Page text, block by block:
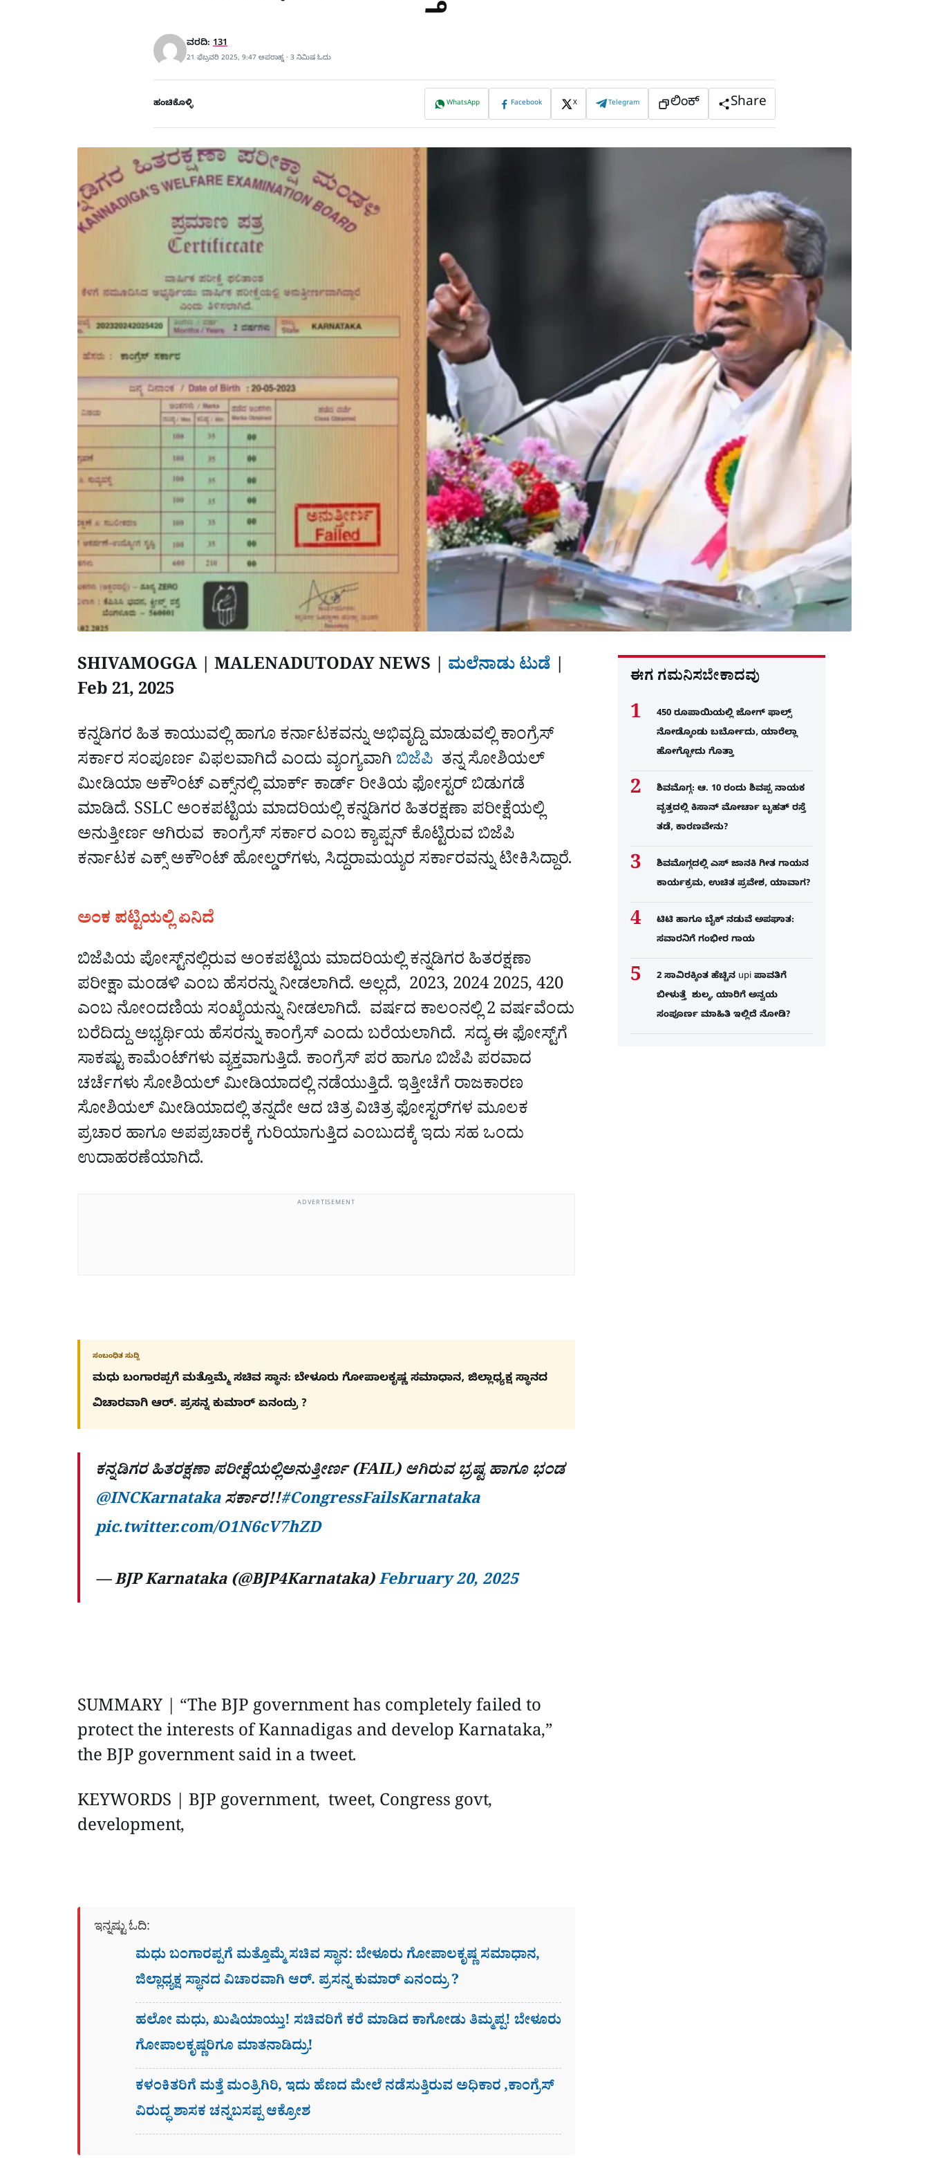
ವರದಿ: 131
21 ಫೆಬ್ರವರಿ 2025, 9:47 ಅಪರಾಹ್ನ · 3 ನಿಮಿಷ ಓದು
ಹಂಚಿಕೊಳ್ಳಿ WhatsApp Facebook X Telegram ಲಿಂಕ್ Share
SHIVAMOGGA | MALENADUTODAY NEWS | ಮಲೆನಾಡು ಟುಡೆ |‌‌
Feb 21, 2025
ಕನ್ನಡಿಗರ ಹಿತ ಕಾಯುವಲ್ಲಿ ಹಾಗೂ ಕರ್ನಾಟಕವನ್ನು ಅಭಿವೃದ್ದಿ ಮಾಡುವಲ್ಲಿ ಕಾಂಗ್ರೆಸ್‌
ಸರ್ಕಾರ ಸಂಪೂರ್ಣ ವಿಫಲವಾಗಿದೆ ಎಂದು ವ್ಯಂಗ್ಯವಾಗಿಬಿಜೆಪಿ ತನ್ನ ಸೋಶಿಯಲ್‌
ಮೀಡಿಯಾ ಅಕೌಂಟ್‌ ಎಕ್ಸ್‌ನಲ್ಲಿ ಮಾರ್ಕ್‌ ಕಾರ್ಡ್‌ ರೀತಿಯ ಫೋಸ್ಟರ್‌ ಬಿಡುಗಡೆ
ಮಾಡಿದೆ. SSLC ಅಂಕಪಟ್ಟಿಯ ಮಾದರಿಯಲ್ಲಿ ಕನ್ನಡಿಗರ ಹಿತರಕ್ಷಣಾ ಪರೀಕ್ಷೆಯಲ್ಲಿ
ಅನುತ್ತೀರ್ಣ ಆಗಿರುವ ಕಾಂಗ್ರೆಸ್‌ ಸರ್ಕಾರ ಎಂಬ ಕ್ಯಾಪ್ಷನ್‌ ಕೊಟ್ಟಿರುವ ಬಿಜೆಪಿ
ಕರ್ನಾಟಕ ಎಕ್ಸ್‌ ಅಕೌಂಟ್‌ ಹೋಲ್ಡರ್‌ಗಳು, ಸಿದ್ದರಾಮಯ್ಯರ ಸರ್ಕಾರವನ್ನು ಟೀಕಿಸಿದ್ದಾರೆ.
ಅಂಕ ಪಟ್ಟಿಯಲ್ಲಿ ಏನಿದೆ
ಬಿಜೆಪಿಯ ಪೋಸ್ಟ್‌ನಲ್ಲಿರುವ ಅಂಕಪಟ್ಟಿಯ ಮಾದರಿಯಲ್ಲಿ ಕನ್ನಡಿಗರ ಹಿತರಕ್ಷಣಾ
ಪರೀಕ್ಷಾ ಮಂಡಳಿ ಎಂಬ ಹೆಸರನ್ನು ನೀಡಲಾಗಿದೆ. ಅಲ್ಲದೆ, 2023, 2024 2025, 420
ಎಂಬ ನೋಂದಣಿಯ ಸಂಖ್ಯೆಯನ್ನು ನೀಡಲಾಗಿದೆ. ವರ್ಷದ ಕಾಲಂನಲ್ಲಿ 2 ವರ್ಷವೆಂದು
ಬರೆದಿದ್ದು ಅಭ್ಯರ್ಥಿಯ ಹೆಸರನ್ನು ಕಾಂಗ್ರೆಸ್‌ ಎಂದು ಬರೆಯಲಾಗಿದೆ. ಸದ್ಯ ಈ ಫೋಸ್ಟ್‌ಗೆ
ಸಾಕಷ್ಟು ಕಾಮೆಂಟ್‌ಗಳು ವ್ಯಕ್ತವಾಗುತ್ತಿದೆ. ಕಾಂಗ್ರೆಸ್‌ ಪರ ಹಾಗೂ ಬಿಜೆಪಿ ಪರವಾದ
ಚರ್ಚೆಗಳು ಸೋಶಿಯಲ್‌ ಮೀಡಿಯಾದಲ್ಲಿ ನಡೆಯುತ್ತಿದೆ. ಇತ್ತೀಚೆಗೆ ರಾಜಕಾರಣ
ಸೋಶಿಯಲ್‌ ಮೀಡಿಯಾದಲ್ಲಿ ತನ್ನದೇ ಆದ ಚಿತ್ರ ವಿಚಿತ್ರ ಫೋಸ್ಟರ್‌ಗಳ ಮೂಲಕ
ಪ್ರಚಾರ ಹಾಗೂ ಅಪಪ್ರಚಾರಕ್ಕೆ ಗುರಿಯಾಗುತ್ತಿದ ಎಂಬುದಕ್ಕೆ ಇದು ಸಹ ಒಂದು
ಉದಾಹರಣೆಯಾಗಿದೆ.
ADVERTISEMENT
ಸಂಬಂಧಿತ ಸುದ್ದಿ
ಮಧು ಬಂಗಾರಪ್ಪಗೆ ಮತ್ತೊಮ್ಮೆ ಸಚಿವ ಸ್ಥಾನ: ಬೇಳೂರು ಗೋಪಾಲಕೃಷ್ಣ ಸಮಾಧಾನ, ಜಿಲ್ಲಾಧ್ಯಕ್ಷ ಸ್ಥಾನದ
ವಿಚಾರವಾಗಿ ಆರ್. ಪ್ರಸನ್ನ ಕುಮಾರ್ ಏನಂದ್ರು ?
ಕನ್ನಡಿಗರ ಹಿತರಕ್ಷಣಾ ಪರೀಕ್ಷೆಯಲ್ಲಿಅನುತ್ತೀರ್ಣ (FAIL) ಆಗಿರುವ ಭ್ರಷ್ಟ ಹಾಗೂ ಭಂಡ
@INCKarnatakaಸರ್ಕಾರ!!#CongressFailsKarnataka
pic.twitter.com/O1N6cV7hZD
— BJP Karnataka (@BJP4Karnataka)February 20, 2025
SUMMARY | “The BJP government has completely failed to
protect the interests of Kannadigas and develop Karnataka,”
the BJP government said in a tweet.
KEYWORDS | BJP government, tweet, Congress govt,
development,
ಇನ್ನಷ್ಟು ಓದಿ:
ಮಧು ಬಂಗಾರಪ್ಪಗೆ ಮತ್ತೊಮ್ಮೆ ಸಚಿವ ಸ್ಥಾನ: ಬೇಳೂರು ಗೋಪಾಲಕೃಷ್ಣ ಸಮಾಧಾನ,
ಜಿಲ್ಲಾಧ್ಯಕ್ಷ ಸ್ಥಾನದ ವಿಚಾರವಾಗಿ ಆರ್. ಪ್ರಸನ್ನ ಕುಮಾರ್ ಏನಂದ್ರು ?
ಹಲೋ ಮಧು, ಖುಷಿಯಾಯ್ತು! ಸಚಿವರಿಗೆ ಕರೆ ಮಾಡಿದ ಕಾಗೋಡು ತಿಮ್ಮಪ್ಪ! ಬೇಳೂರು
ಗೋಪಾಲಕೃಷ್ಣರಿಗೂ ಮಾತನಾಡಿದ್ರು!
ಕಳಂಕಿತರಿಗೆ ಮತ್ತೆ ಮಂತ್ರಿಗಿರಿ, ಇದು ಹೆಣದ ಮೇಲೆ ನಡೆಸುತ್ತಿರುವ ಅಧಿಕಾರ ,ಕಾಂಗ್ರೆಸ್
ವಿರುದ್ಧ ಶಾಸಕ ಚನ್ನಬಸಪ್ಪ ಆಕ್ರೋಶ
ಈಗ ಗಮನಿಸಬೇಕಾದವು
450 ರೂಪಾಯಿಯಲ್ಲಿ ಜೋಗ್​ ಫಾಲ್ಸ್​
ನೋಡ್ಕೊಂಡು ಬರ್ಬೋದು, ಯಾರೆಲ್ಲಾ
ಹೋಗ್ಬೋದು ಗೊತ್ತಾ
ಶಿವಮೊಗ್ಗ: ಆ. 10 ರಂದು ಶಿವಪ್ಪ ನಾಯಕ
ವೃತ್ತದಲ್ಲಿ ಕಿಸಾನ್ ಮೋರ್ಚಾ ಬೃಹತ್ ರಸ್ತೆ
ತಡೆ, ಕಾರಣವೇನು?
ಶಿವಮೊಗ್ಗದಲ್ಲಿ ಎಸ್​ ಜಾನಕಿ ಗೀತ ಗಾಯನ
ಕಾರ್ಯಕ್ರಮ, ಉಚಿತ ಪ್ರವೇಶ, ಯಾವಾಗ?
ಟಿಟಿ ಹಾಗೂ ಬೈಕ್ ನಡುವೆ ಅಪಘಾತ:
ಸವಾರನಿಗೆ ಗಂಭೀರ ಗಾಯ
2 ಸಾವಿರಕ್ಕಿಂತ ಹೆಚ್ಚಿನ upi ಪಾವತಿಗೆ
ಬೀಳುತ್ತೆ ಶುಲ್ಕ, ಯಾರಿಗೆ ಅನ್ವಯ
ಸಂಪೂರ್ಣ ಮಾಹಿತಿ ಇಲ್ಲಿದೆ ನೋಡಿ?